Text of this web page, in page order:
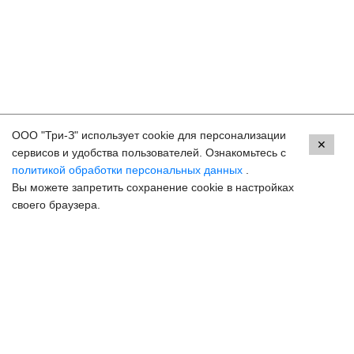
Задать вопрос
Контакты
Ессентуки, ул. Кисловодская, 90
8 (800) 250-33-30
ООО "Три-З" использует cookie для персонализации
сервисов и удобства пользователей. Ознакомьтесь с
политикой обработки персональных данных
Вы можете запретить сохранение cookie в настройках
своего браузера.
✕